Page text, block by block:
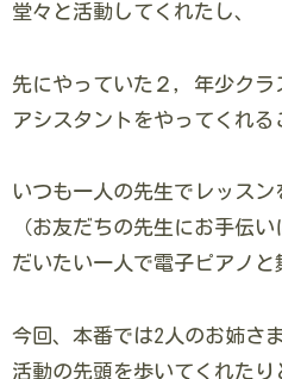
堂々と活動してくれたし、
先にやっていた２，年少ク
アシスタントをやってくれる
いつも一人の先生でレッス
（お友だちの先生にお手伝
だいたい一人で電子ピアノと
今回、本番では2人のお姉さ
活動の先頭を歩いてくれたり